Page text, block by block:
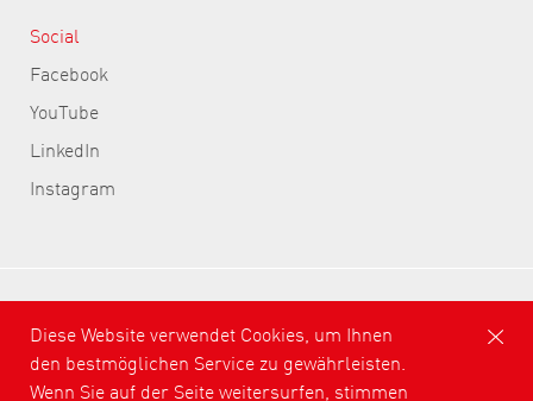
Diese Website verwendet Cookies, um Ihnen
den bestmöglichen Service zu gewährleisten.
Wenn Sie auf der Seite weitersurfen, stimmen
Social
Facebook
YouTube
LinkedIn
Instagram
Impressum AGB
Teilnahmebedingungen